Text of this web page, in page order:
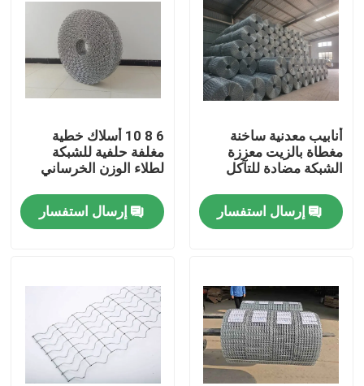
المنتجات
حولنا
أنابيب معدنية ساخنة
مغطاة بالزيت معززة
الشبكة مضادة للتآكل
إرسال استفسار
6 8 10 أسلاك خطية
مغلفة حلفية للشبكة
لطلاء الوزن الخرساني
إرسال استفسار